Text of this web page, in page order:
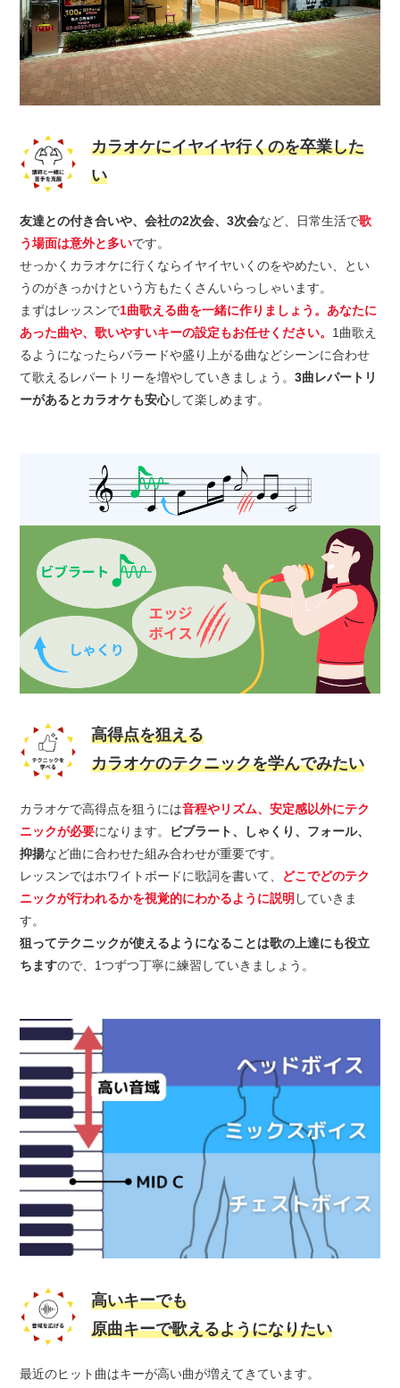
カラオケにイヤイヤ行くのを卒業した
い
友達との付き合いや、会社の2次会、3次会など、日常生活で歌
う場面は意外と多いです。
せっかくカラオケに行くならイヤイヤいくのをやめたい、とい
うのがきっかけという方もたくさんいらっしゃいます。
まずはレッスンで1曲歌える曲を一緒に作りましょう。 あなたに
あった曲や、歌いやすいキーの設定もお任せください。 1曲歌え
るようになったらバラードや盛り上がる曲などシーンに合わせ
て歌えるレパートリーを増やしていきましょう。3曲レパートリ
ーがあるとカラオケも安心して楽しめます。
高得点を狙える
カラオケのテクニックを学んでみたい
カラオケで高得点を狙うには音程やリズム、安定感以外にテク
ニックが必要になります。 ビブラート、しゃくり、フォール、
抑揚など曲に合わせた組み合わせが重要です。
レッスンではホワイトボードに歌詞を書いて、 どこでどのテク
ニックが行われるかを視覚的にわかるように説明 していきま
す。
狙ってテクニックが使えるようになることは歌の上達にも役立
ちますので、1つずつ丁寧に練習していきましょう。
高いキーでも
原曲キーで歌えるようになりたい
最近のヒット曲はキーが高い曲が増えてきています。